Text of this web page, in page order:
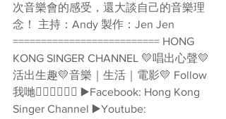
次音樂會的感受，還大談自己的音樂理
念！ 主持：Andy 製作：Jen Jen
========================== HONG
KONG SINGER CHANNEL 💛唱出心聲💛
活出生趣💛音樂｜生活｜電影💛 Follow
我哋👇🏻👇🏻🥰🥰 ▶️Facebook: Hong Kong
Singer Channel ▶️Youtube: